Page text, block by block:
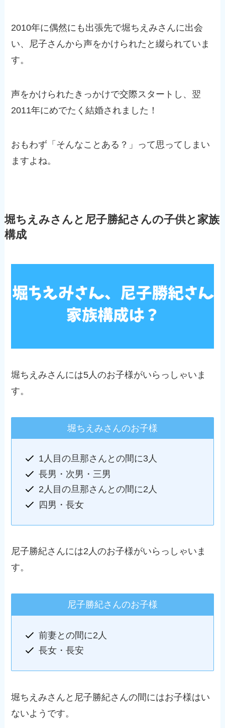
2010年に偶然にも出張先で堀ちえみさんに出会
い、尼子さんから声をかけられたと綴られていま
す。
声をかけられたきっかけで交際スタートし、翌
2011年にめでたく結婚されました！
おもわず「そんなことある？」って思ってしまい
ますよね。
堀ちえみさんと尼子勝紀さんの子供と家族
構成
堀ちえみさんには5人のお子様がいらっしゃいま
す。
堀ちえみさんのお子様
1人目の旦那さんとの間に3人
長男・次男・三男
2人目の旦那さんとの間に2人
四男・長女
尼子勝紀さんには2人のお子様がいらっしゃいま
す。
尼子勝紀さんのお子様
前妻との間に2人
長女・長安
堀ちえみさんと尼子勝紀さんの間にはお子様はい
ないようです。